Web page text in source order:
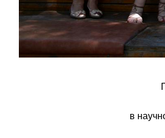
в